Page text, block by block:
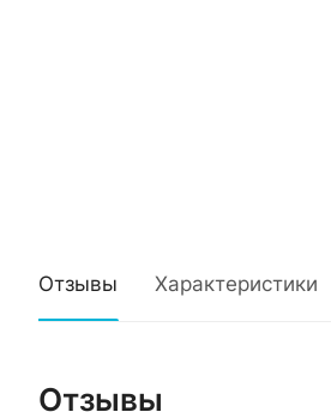
Отзывы Характеристики
Отзывы